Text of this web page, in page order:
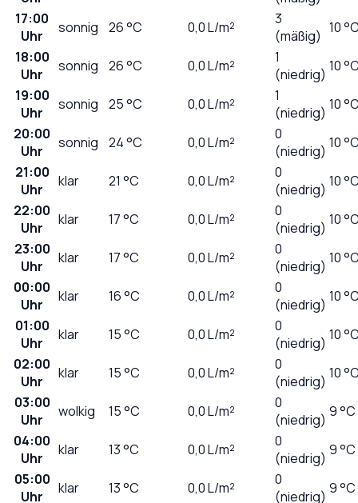
17:00
Uhr
sonnig 26°C 0,0L/m²
3
(mäßig) 10
18:00
Uhr
sonnig 26°C 0,0L/m²
1
(niedrig) 10
19:00
Uhr
sonnig 25°C 0,0L/m²
1
(niedrig) 10
20:00
Uhr
sonnig 24°C 0,0L/m²
0
(niedrig) 10
21:00
Uhr
klar 21 °C 0,0L/m²
0
(niedrig) 10
22:00
Uhr
klar 17°C 0,0L/m²
0
(niedrig) 10
23:00
Uhr
klar 17°C 0,0L/m²
0
(niedrig) 10
00:00
Uhr
klar 16°C 0,0L/m²
0
(niedrig) 10
01:00
Uhr
klar 15°C 0,0L/m²
0
(niedrig) 10
02:00
Uhr
klar 15°C 0,0L/m²
0
(niedrig) 10
03:00
Uhr
wolkig 15°C 0,0L/m²
0
(niedrig) 9 °C
04:00
Uhr
klar 13°C 0,0L/m²
0
(niedrig) 9 °C
05:00
Uhr
klar 13°C 0,0L/m²
0
(niedrig) 9 °C